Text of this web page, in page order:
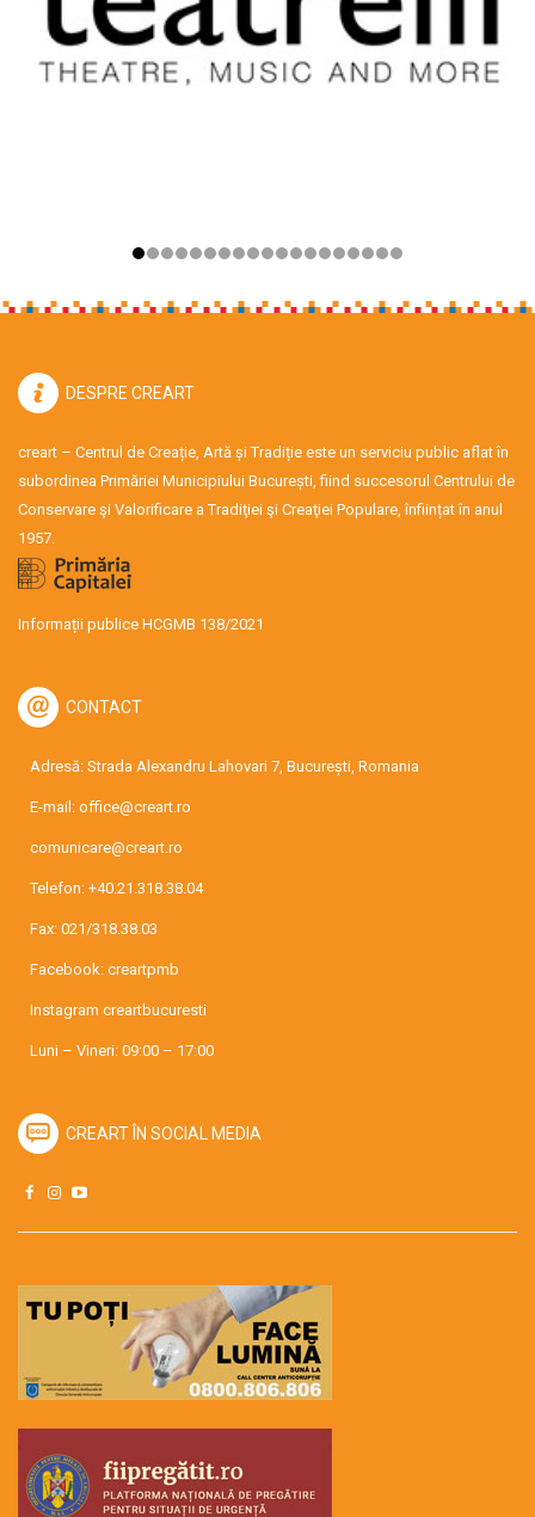
DESPRE CREART
creart – Centrul de Creație, Artă și Tradiție este un serviciu public aflat în
subordinea Primăriei Municipiului București, fiind succesorul Centrului de
Conservare şi Valorificare a Tradiţiei şi Creaţiei Populare, înființat în anul
1957.
Informații publice HCGMB 138/2021
CONTACT
Adresă: Strada Alexandru Lahovari 7, București, Romania
E-mail: office@creart.ro
comunicare@creart.ro
Telefon: +40.21.318.38.04
Fax: 021/318.38.03
Facebook: creartpmb
Instagram creartbucuresti
Luni – Vineri: 09:00 – 17:00
CREART ÎN SOCIAL MEDIA